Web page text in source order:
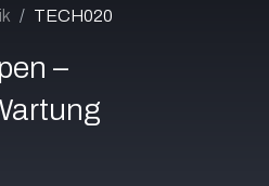
TECH020
–